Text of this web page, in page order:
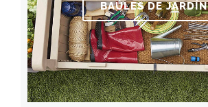
BAÚLES DE JARDÍN